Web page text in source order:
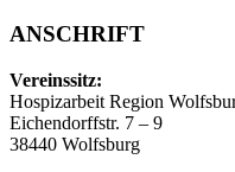
ANSCHRIFT
Vereinssitz:
Hospizarbeit Region
Eichendorffstr. 7 – 9
38440 Wolfsburg